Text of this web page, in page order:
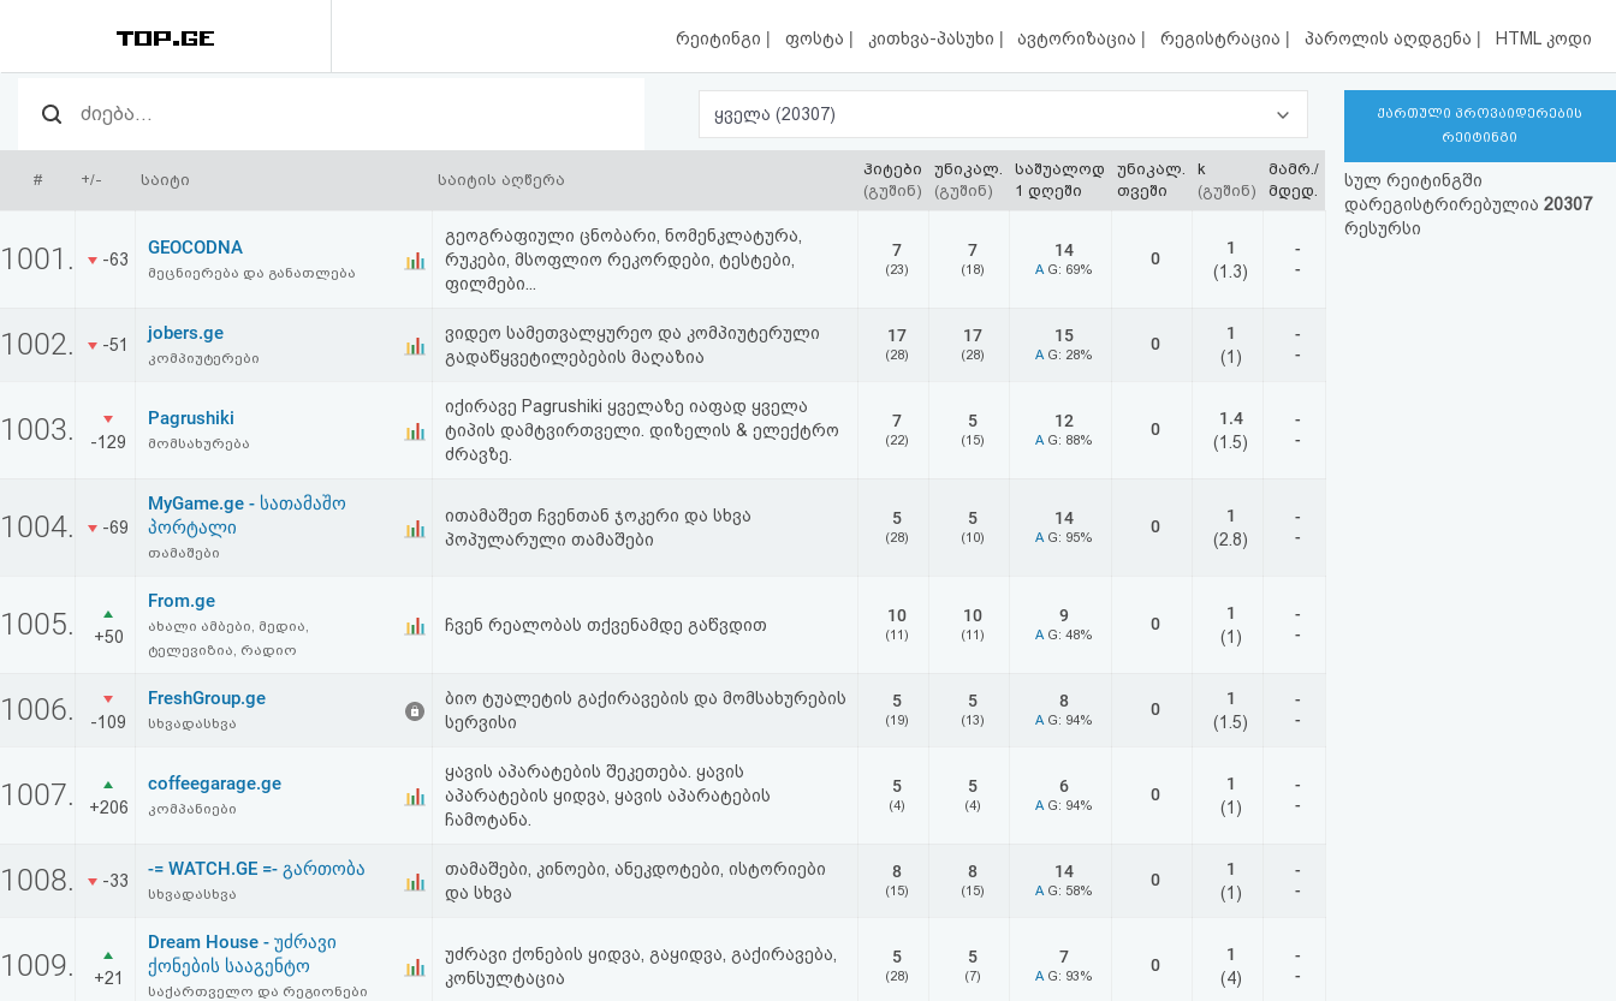
რეიტინგი | ფოსტა | კითხვა-პასუხი | ავტორიზაცია | რეგისტრაცია | პაროლის აღდგენა | HTML კოდი
რეიტინგი
(მთავარი)
ფოსტა
კითხვა-
რეგისტრაცია
პაროლის
HTML
სალიცენზიო
პასუხისმგებლობის
ყველა (20307)
# +/- საიტი საიტის აღწერა
ჰიტები
(გუშინ)
უნიკალ.
(გუშინ)
საშუალოდ
1 დღეში
უნიკალ.
თვეში
k
(გუშინ)
მამრ./
მდედ.
1001. -63
GEOCODNA
მეცნიერება და განათლება
გეოგრაფიული ცნობარი, ნომენკლატურა,
რუკები, მსოფლიო რეკორდები, ტესტები,
ფილმები...
7
(23)
7
(18)
14
A G: 69%
0
1
(1.3)
-
-
1002. -51
jobers.ge
კომპიუტერები
ვიდეო სამეთვალყურეო და კომპიუტერული
გადაწყვეტილებების მაღაზია
17
(28)
17
(28)
15
A G: 28%
0
1
(1)
-
-
1003. -129
Pagrushiki
მომსახურება
იქირავე Pagrushiki ყველაზე იაფად ყველა
ტიპის დამტვირთველი. დიზელის & ელექტრო
ძრავზე.
7
(22)
5
(15)
12
A G: 88%
0
1.4
(1.5)
-
-
1004. -69
MyGame.ge - სათამაშო
პორტალი
თამაშები
ითამაშეთ ჩვენთან ჯოკერი და სხვა
პოპულარული თამაშები
5
(28)
5
(10)
14
A G: 95%
0
1
(2.8)
-
-
1005. +50
From.ge
ახალი ამბები, მედია,
ტელევიზია, რადიო
ჩვენ რეალობას თქვენამდე გაწვდით 10
(11)
10
(11)
9
A G: 48%
0
1
(1)
-
-
1006. -109
FreshGroup.ge
სხვადასხვა
ბიო ტუალეტის გაქირავების და მომსახურების
სერვისი
5
(19)
5
(13)
8
A G: 94%
0
1
(1.5)
-
-
1007. +206
coffeegarage.ge
კომპანიები
ყავის აპარატების შეკეთება. ყავის
აპარატების ყიდვა, ყავის აპარატების
ჩამოტანა.
5
(4)
5
(4)
6
A G: 94%
0
1
(1)
-
-
1008. -33
-= WATCH.GE =- გართობა
სხვადასხვა
თამაშები, კინოები, ანეკდოტები, ისტორიები
და სხვა
8
(15)
8
(15)
14
A G: 58%
0
1
(1)
-
-
1009. +21
Dream House - უძრავი
ქონების სააგენტო
საქართველო და რეგიონები
უძრავი ქონების ყიდვა, გაყიდვა, გაქირავება,
კონსულტაცია
5
(28)
5
(7)
7
A G: 93%
0
1
(4)
-
-
ქართული პროვაიდერების
რეიტინგი
სულ რეიტინგში
დარეგისტრირებულია 20307
რესურსი